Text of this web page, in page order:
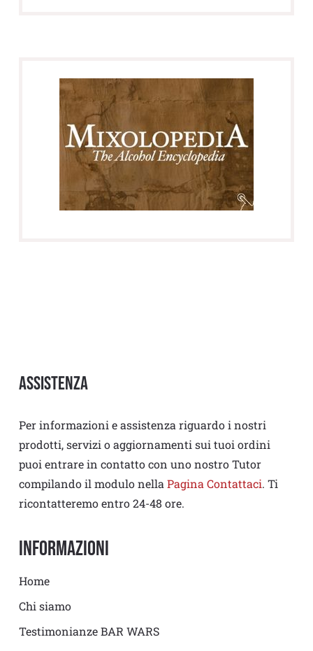
Assistenza
Per informazioni e assistenza riguardo i nostri
prodotti, servizi o aggiornamenti sui tuoi ordini
puoi entrare in contatto con uno nostro Tutor
compilando il modulo nella Pagina Contattaci. Ti
ricontatteremo entro 24-48 ore.
Informazioni
Home
Chi siamo
Testimonianze BAR WARS